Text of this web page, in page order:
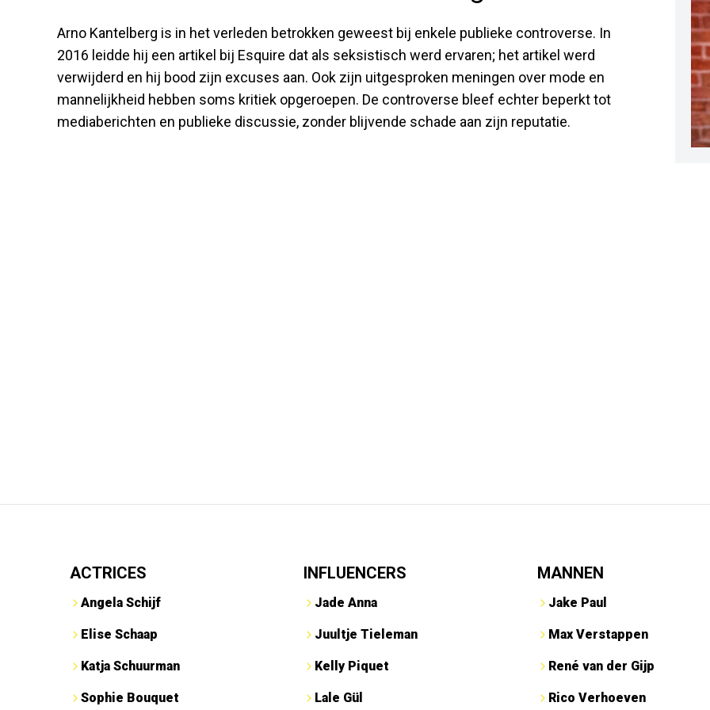
Arno Kantelberg is in het verleden betrokken geweest bij enkele publieke controverse. In
2016 leidde hij een artikel bij Esquire dat als seksistisch werd ervaren; het artikel werd
verwijderd en hij bood zijn excuses aan. Ook zijn uitgesproken meningen over mode en
mannelijkheid hebben soms kritiek opgeroepen. De controverse bleef echter beperkt tot
mediaberichten en publieke discussie, zonder blijvende schade aan zijn reputatie.
ACTRICES
Angela Schijf
Elise Schaap
Katja Schuurman
Sophie Bouquet
INFLUENCERS
Jade Anna
Juultje Tieleman
Kelly Piquet
Lale Gül
MANNEN
Jake Paul
Max Verstappen
René van der Gijp
Rico Verhoeven